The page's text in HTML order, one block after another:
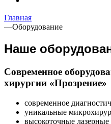
Главная
—Оборудование
Наше
Современное
хирургии «Прозрение»
современное
уникальные
высокоточные лазерные